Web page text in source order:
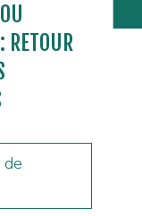
RETOUR
de